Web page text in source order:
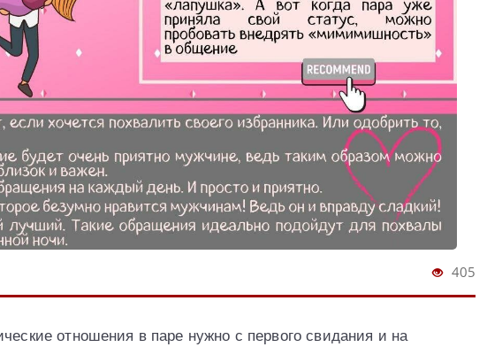
405
отношения в паре нужно с первого свидания и на